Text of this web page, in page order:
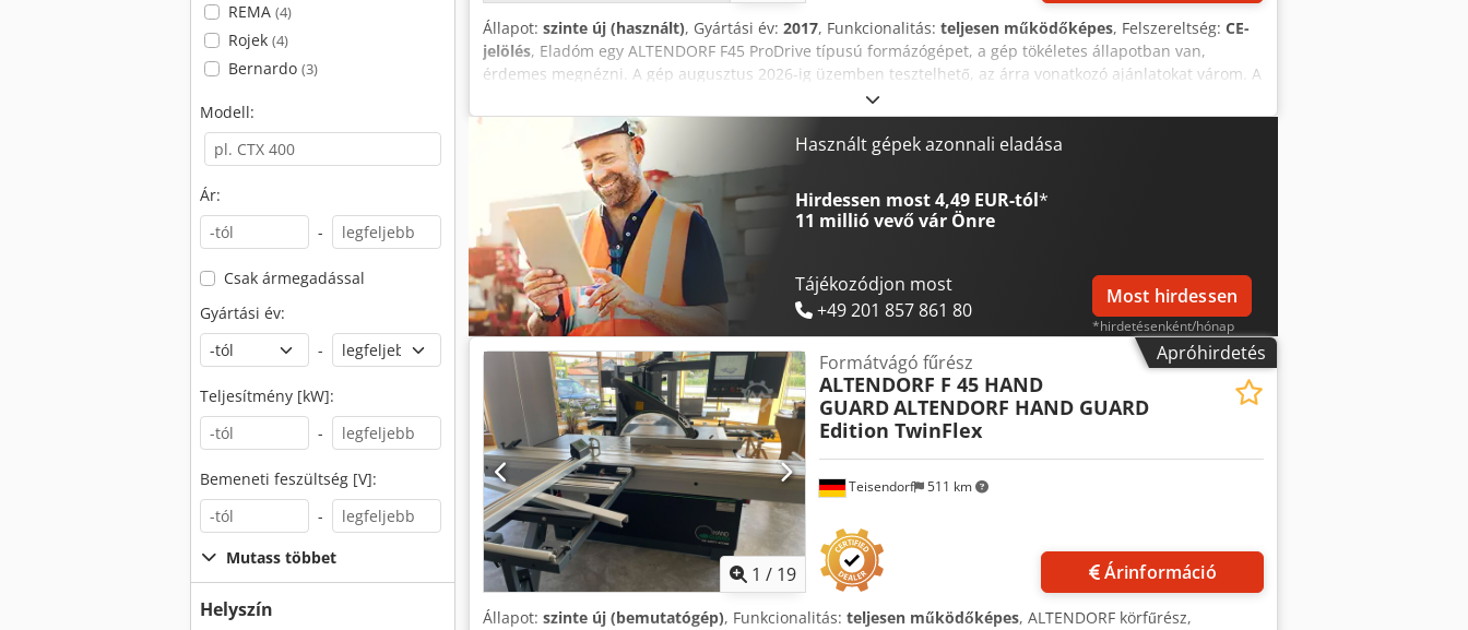
REMA (4)
Rojek (4)
Bernardo (3)
Modell:
Ár:
-
Csak ármegadással
Gyártási év:
-
Teljesítmény [kW]:
-
Bemeneti feszültség [V]:
-
Mutass többet
Helyszín
Állapot: szinte új (használt), Gyártási év: 2017, Funkcionalitás: teljesen működőképes, Felszereltség: CE-
jelölés, Eladóm egy ALTENDORF F45 ProDrive típusú formázógépet, a gép tökéletes állapotban van,
érdemes megnézni. A gép augusztus 2026-ig üzemben tesztelhető, az árra vonatkozó ajánlatokat várom. A
gép leírása: F45 ProDrive alapmodell, CNC vezérlésű, a fő vágókorong függőlegesen és vízszintesen is
állítható: - Felső kezelőpanel - 5,5 kW-os motor - 3400, 5000 fordulat/perc Dsdpfxezrtb No Akwskr - Két
tengelyes elővágó – CNC beállítás a panelről - Jegyzettartó - 3200 mm-es tolókar, a tolókaron elhelyezett
kezelőgombok - Digit L – 2 megálló leolvasása a keresztvasalaton - CNC párhuzamos vasalat, 1300 mm -
Pneumatikus munkahenger, távirányítóval
Használt gépek azonnali eladása
Hirdessen most 4,49 EUR-tól*
11 millió vevővár Önre
Tájékozódjon most
+49 201 857 861 80
Most hirdessen
*hirdetésenként/hónap
Apróhirdetés
1 / 19
Teisendorf 511 km
Formátvágó fűrész
ALTENDORF F 45 HAND
GUARDALTENDORF HAND GUARD
Edition TwinFlex
Árinformáció
Állapot: szinte új (bemutatógép), Funkcionalitás: teljesen működőképes, ALTENDORF körfűrész,